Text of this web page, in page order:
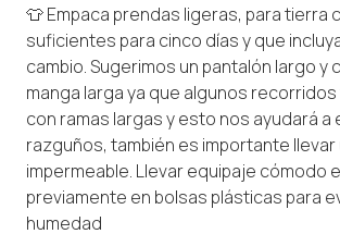
👕 Empaca prendas ligeras, para tierra
suficientes para cinco días y que
cambio. Sugerimos un pantalón largo y
manga larga ya que algunos
con ramas largas y esto nos ayudará a
razguños, también es importante llevar
impermeable. Llevar equipaje cómodo
previamente en bolsas plásticas para
humedad